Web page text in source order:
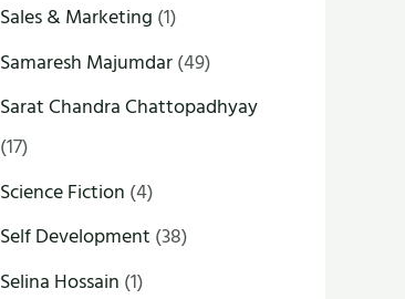
Sales & Marketing (1)
Samaresh Majumdar(49)
Sarat Chandra Chattopadhyay
(17)
Science Fiction (4)
Self Development (38)
Selina Hossain (1)